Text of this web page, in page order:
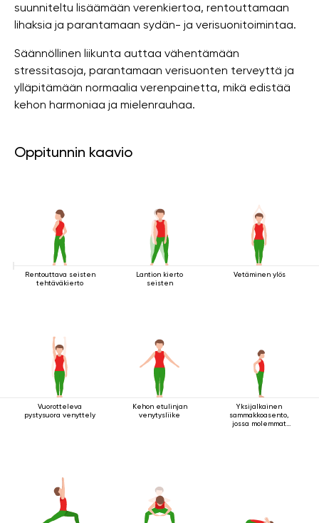
suunniteltu lisäämään verenkiertoa, rentouttamaan
lihaksia ja parantamaan sydän- ja verisuonitoimintaa.
Säännöllinen liikunta auttaa vähentämään
stressitasoja, parantamaan verisuonten terveyttä ja
ylläpitämään normaalia verenpainetta, mikä edistää
kehon harmoniaa ja mielenrauhaa.
Oppitunnin kaavio
Rentouttava seisten
tehtäväkierto
Lantion kierto
seisten
Vetäminen ylös
Vuorotteleva
pystysuora venyttely
Kehon etulinjan
venytysliike
Yksijalkainen
sammakkoasento,
jossa molemmat